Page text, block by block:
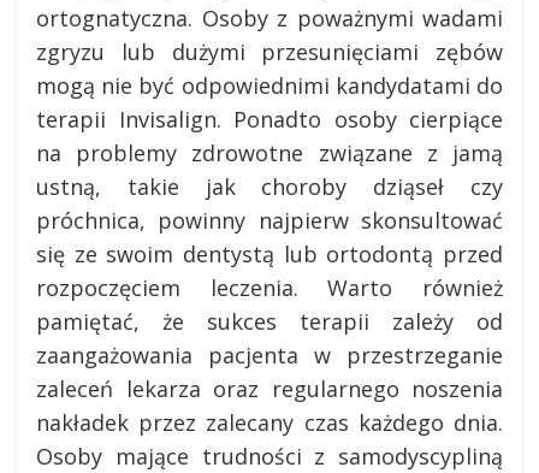
ortognatyczna. Osoby z poważnymi wadami
zgryzu lub dużymi przesunięciami zębów
mogą nie być odpowiednimi kandydatami do
terapii Invisalign. Ponadto osoby cierpiące
na problemy zdrowotne związane z jamą
ustną, takie jak choroby dziąseł czy
próchnica, powinny najpierw skonsultować
się ze swoim dentystą lub ortodontą przed
rozpoczęciem leczenia. Warto również
pamiętać, że sukces terapii zależy od
zaangażowania pacjenta w przestrzeganie
zaleceń lekarza oraz regularnego noszenia
nakładek przez zalecany czas każdego dnia.
Osoby mające trudności z samodyscypliną